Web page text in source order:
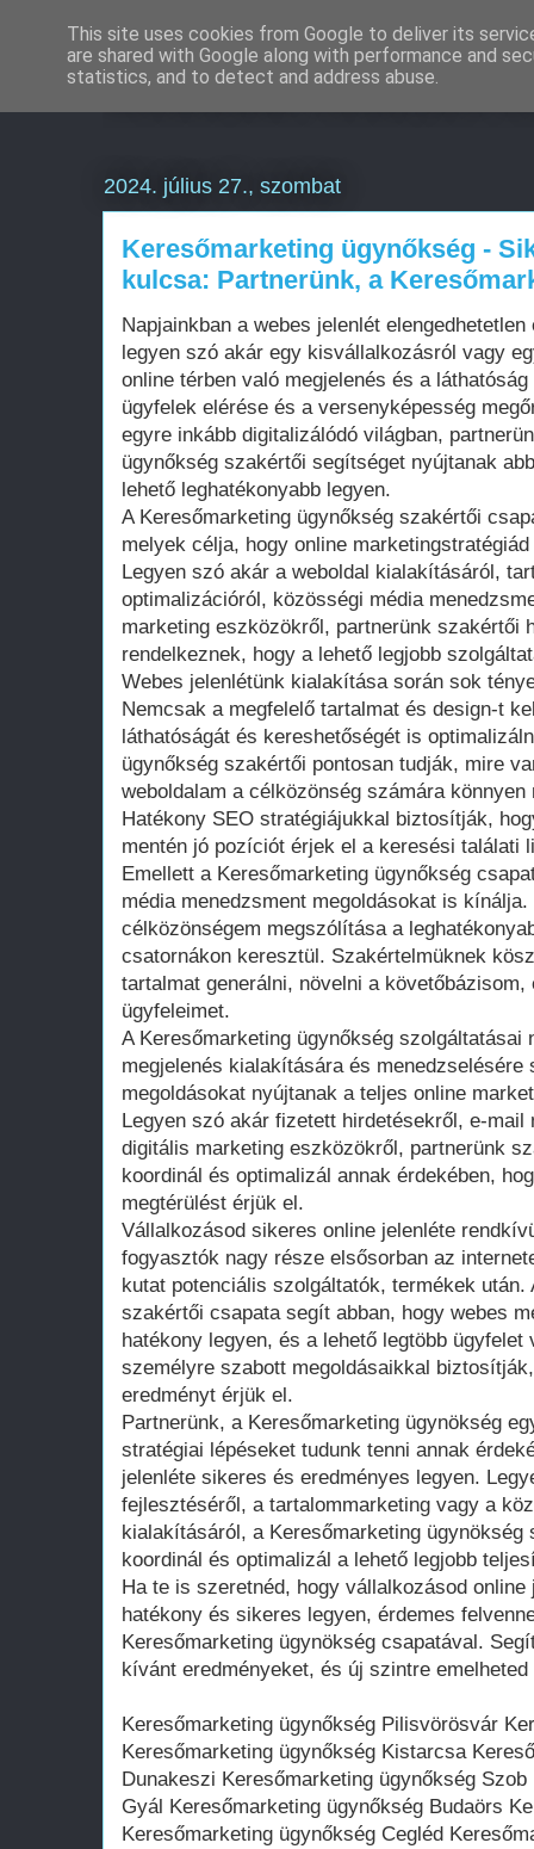
Weboldal készítés
2024. július 27., szombat
Keresőmarketing ügynőkség -
kulcsa: Partnerünk, a
Napjainkban a webes jelenlét
legyen szó akár egy kisvállalkozásról vagy
online térben való megjelenés és a
ügyfelek elérése és a versenyképesség
egyre inkább digitalizálódó világban,
ügynőkség szakértői segítséget nyújtanak
lehető leghatékonyabb legyen.
A Keresőmarketing ügynőkség szakértői
melyek célja, hogy online
Legyen szó akár a weboldal kialakításáról,
optimalizációról, közösségi média
marketing eszközökről, partnerünk szakértői
rendelkeznek, hogy a lehető legjobb
Webes jelenlétünk kialakítása során sok
Nemcsak a megfelelő tartalmat és design-t
láthatóságát és kereshetőségét is
ügynőkség szakértői pontosan tudják, mire
weboldalam a célközönség számára
Hatékony SEO stratégiájukkal biztosítják,
mentén jó pozíciót érjek el a keresési találati
Emellett a Keresőmarketing ügynőkség
média menedzsment megoldásokat is
célközönségem megszólítása a
csatornákon keresztül. Szakértelmüknek
tartalmat generálni, növelni a
ügyfeleimet.
A Keresőmarketing ügynőkség szolgáltatásai
megjelenés kialakítására és menedzselésére
megoldásokat nyújtanak a teljes online
Legyen szó akár fizetett hirdetésekről, e-mail
digitális marketing eszközökről, partnerünk
koordinál és optimalizál annak érdekében,
megtérülést érjük el.
Vállalkozásod sikeres online jelenléte
fogyasztók nagy része elsősorban az
kutat potenciális szolgáltatók, termékek után.
szakértői csapata segít abban, hogy webes
hatékony legyen, és a lehető legtöbb ügyfelet
személyre szabott megoldásaikkal
eredményt érjük el.
Partnerünk, a Keresőmarketing ügynökség
stratégiai lépéseket tudunk tenni annak
jelenléte sikeres és eredményes legyen.
fejlesztéséről, a tartalommarketing vagy a
kialakításáról, a Keresőmarketing
koordinál és optimalizál a lehető legjobb
Ha te is szeretnéd, hogy vállalkozásod
hatékony és sikeres legyen, érdemes
Keresőmarketing ügynökség csapatával.
kívánt eredményeket, és új szintre
Keresőmarketing ügynőkség Pilisvörösvár
Keresőmarketing ügynőkség Kistarcsa
Dunakeszi Keresőmarketing ügynőkség
Gyál Keresőmarketing ügynőkség Budaörs
Keresőmarketing ügynőkség Cegléd
This site uses cookies from Google to deliver its
are shared with Google along with performance and
statistics, and to detect and address abuse.